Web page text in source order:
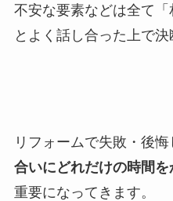
不安な要素などは全て
とよく話し合った上で決
リフォームで失敗・後悔
合いにどれだけの時間を
重要になってきます。